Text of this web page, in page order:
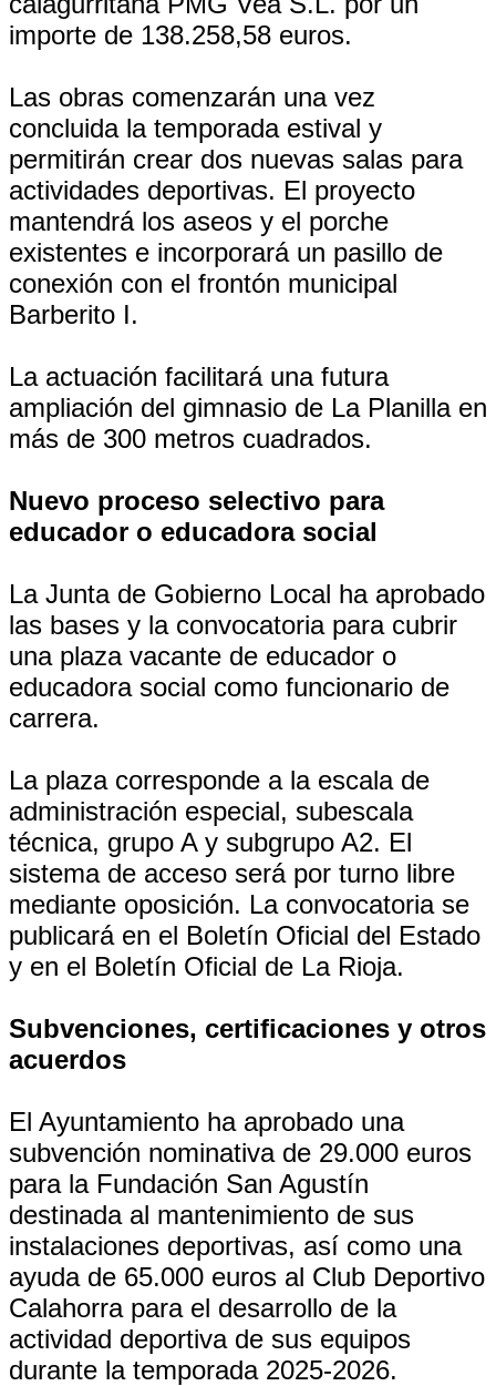
importe de 138.258,58 euros.
Las obras comenzarán una vez
concluida la temporada estival y
permitirán crear dos nuevas salas para
actividades deportivas. El proyecto
mantendrá los aseos y el porche
existentes e incorporará un pasillo de
conexión con el frontón municipal
Barberito I.
La actuación facilitará una futura
ampliación del gimnasio de La Planilla en
más de 300 metros cuadrados.
Nuevo proceso selectivo para
educador o educadora social
La Junta de Gobierno Local ha aprobado
las bases y la convocatoria para cubrir
una plaza vacante de educador o
educadora social como funcionario de
carrera.
La plaza corresponde a la escala de
administración especial, subescala
técnica, grupo A y subgrupo A2. El
sistema de acceso será por turno libre
mediante oposición. La convocatoria se
publicará en el Boletín Oficial del Estado
y en el Boletín Oficial de La Rioja.
Subvenciones, certificaciones y otros
acuerdos
El Ayuntamiento ha aprobado una
subvención nominativa de 29.000 euros
para la Fundación San Agustín
destinada al mantenimiento de sus
instalaciones deportivas, así como una
ayuda de 65.000 euros al Club Deportivo
Calahorra para el desarrollo de la
actividad deportiva de sus equipos
durante la temporada 2025-2026.